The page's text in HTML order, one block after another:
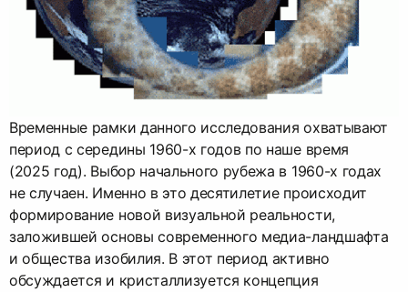
Временные рамки данного исследования охватывают
период с середины 1960-х годов по наше время
(2025 год). Выбор начального рубежа в 1960-х годах
не случаен. Именно в это десятилетие происходит
формирование новой визуальной реальности,
заложившей основы современного медиа-ландшафта
и общества изобилия. В этот период активно
обсуждается и кристаллизуется концепция